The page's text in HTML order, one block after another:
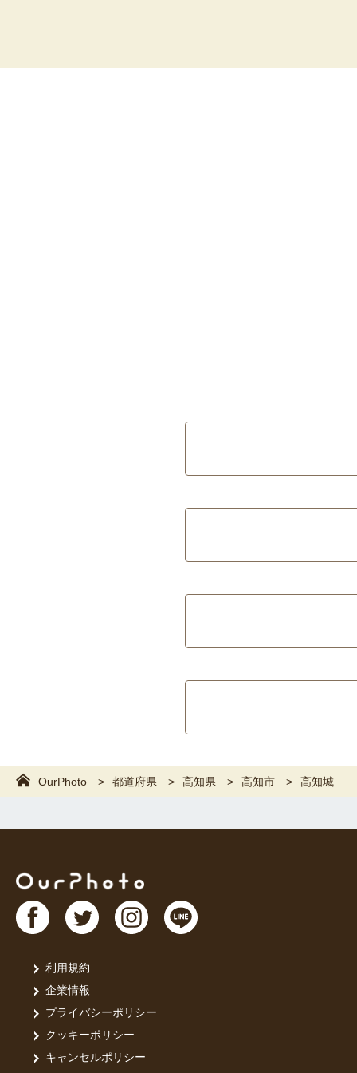
OurPhoto 都道府県 高知県 高知市 高知城
利用規約
企業情報
プライバシーポリシー
クッキーポリシー
キャンセルポリシー